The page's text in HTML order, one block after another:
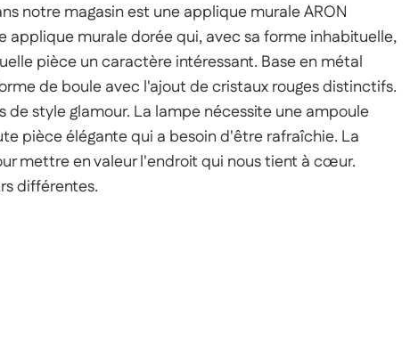
notre magasin est une applique murale ARON
applique murale dorée qui, avec sa forme inhabituelle,
pièce un caractère intéressant. Base en métal
de boule avec l'ajout de cristaux rouges distinctifs.
de style glamour. La lampe nécessite une ampoule
pièce élégante qui a besoin d'être rafraîchie. La
mettre en valeur l'endroit qui nous tient à cœur.
différentes.